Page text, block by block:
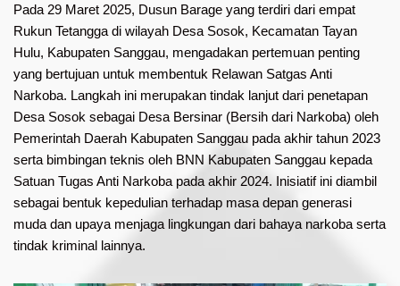
Pada 29 Maret 2025, Dusun Barage yang terdiri dari empat
Rukun Tetangga di wilayah Desa Sosok, Kecamatan Tayan
Hulu, Kabupaten Sanggau, mengadakan pertemuan penting
yang bertujuan untuk membentuk Relawan Satgas Anti
Narkoba. Langkah ini merupakan tindak lanjut dari penetapan
Desa Sosok sebagai Desa Bersinar (Bersih dari Narkoba) oleh
Pemerintah Daerah Kabupaten Sanggau pada akhir tahun 2023
serta bimbingan teknis oleh BNN Kabupaten Sanggau kepada
Satuan Tugas Anti Narkoba pada akhir 2024. Inisiatif ini diambil
sebagai bentuk kepedulian terhadap masa depan generasi
muda dan upaya menjaga lingkungan dari bahaya narkoba serta
tindak kriminal lainnya.